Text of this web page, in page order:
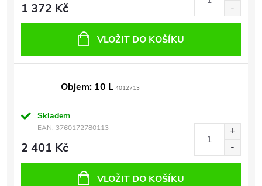
1 372 Kč
VLOŽIT DO KOŠÍKU
Objem: 10 L 4012713
Skladem
EAN: 3760172780113
2 401 Kč
VLOŽIT DO KOŠÍKU